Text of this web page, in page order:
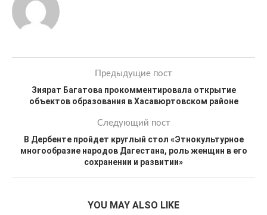
Предыдущие пост
Зиярат Багатова прокомментировала открытие
объектов образования в Хасавюртовском районе
Следующий пост
В Дербенте пройдет круглый стол «Этнокультурное
многообразие народов Дагестана, роль женщин в его
сохранении и развитии»
YOU MAY ALSO LIKE